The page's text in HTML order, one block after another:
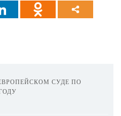
СУДЕ ПО